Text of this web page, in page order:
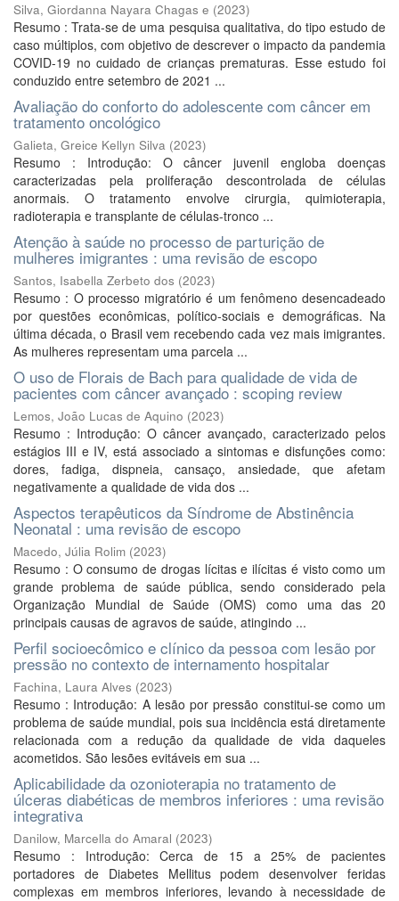
Silva, Giordanna Nayara Chagas e (2023)
Resumo : Trata-se de uma pesquisa qualitativa, do tipo estudo de
caso múltiplos, com objetivo de descrever o impacto da pandemia
COVID-19 no cuidado de crianças prematuras. Esse estudo foi
conduzido entre setembro de 2021 ...
Avaliação do conforto do adolescente com câncer em
tratamento oncológico
Galieta, Greice Kellyn Silva (2023)
Resumo : Introdução: O câncer juvenil engloba doenças
caracterizadas pela proliferação descontrolada de células
anormais. O tratamento envolve cirurgia, quimioterapia,
radioterapia e transplante de células-tronco ...
Atenção à saúde no processo de parturição de
mulheres imigrantes : uma revisão de escopo
Santos, Isabella Zerbeto dos (2023)
Resumo : O processo migratório é um fenômeno desencadeado
por questões econômicas, político-sociais e demográficas. Na
última década, o Brasil vem recebendo cada vez mais imigrantes.
As mulheres representam uma parcela ...
O uso de Florais de Bach para qualidade de vida de
pacientes com câncer avançado : scoping review
Lemos, João Lucas de Aquino (2023)
Resumo : Introdução: O câncer avançado, caracterizado pelos
estágios III e IV, está associado a sintomas e disfunções como:
dores, fadiga, dispneia, cansaço, ansiedade, que afetam
negativamente a qualidade de vida dos ...
Aspectos terapêuticos da Síndrome de Abstinência
Neonatal : uma revisão de escopo
Macedo, Júlia Rolim (2023)
Resumo : O consumo de drogas lícitas e ilícitas é visto como um
grande problema de saúde pública, sendo considerado pela
Organização Mundial de Saúde (OMS) como uma das 20
principais causas de agravos de saúde, atingindo ...
Perfil socioecômico e clínico da pessoa com lesão por
pressão no contexto de internamento hospitalar
Fachina, Laura Alves (2023)
Resumo : Introdução: A lesão por pressão constitui-se como um
problema de saúde mundial, pois sua incidência está diretamente
relacionada com a redução da qualidade de vida daqueles
acometidos. São lesões evitáveis em sua ...
Aplicabilidade da ozonioterapia no tratamento de
úlceras diabéticas de membros inferiores : uma revisão
integrativa
Danilow, Marcella do Amaral (2023)
Resumo : Introdução: Cerca de 15 a 25% de pacientes
portadores de Diabetes Mellitus podem desenvolver feridas
complexas em membros inferiores, levando à necessidade de